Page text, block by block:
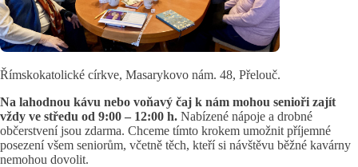
Římskokatolické církve, Masarykovo nám. 48, Přelouč.
Na lahodnou kávu nebo voňavý čaj k nám mohou senioři zajít
vždy ve středu od 9:00 – 12:00 h. Nabízené nápoje a drobné
občerstvení jsou zdarma. Chceme tímto krokem umožnit příjemné
posezení všem seniorům, včetně těch, kteří si návštěvu běžné kavárny
nemohou dovolit.